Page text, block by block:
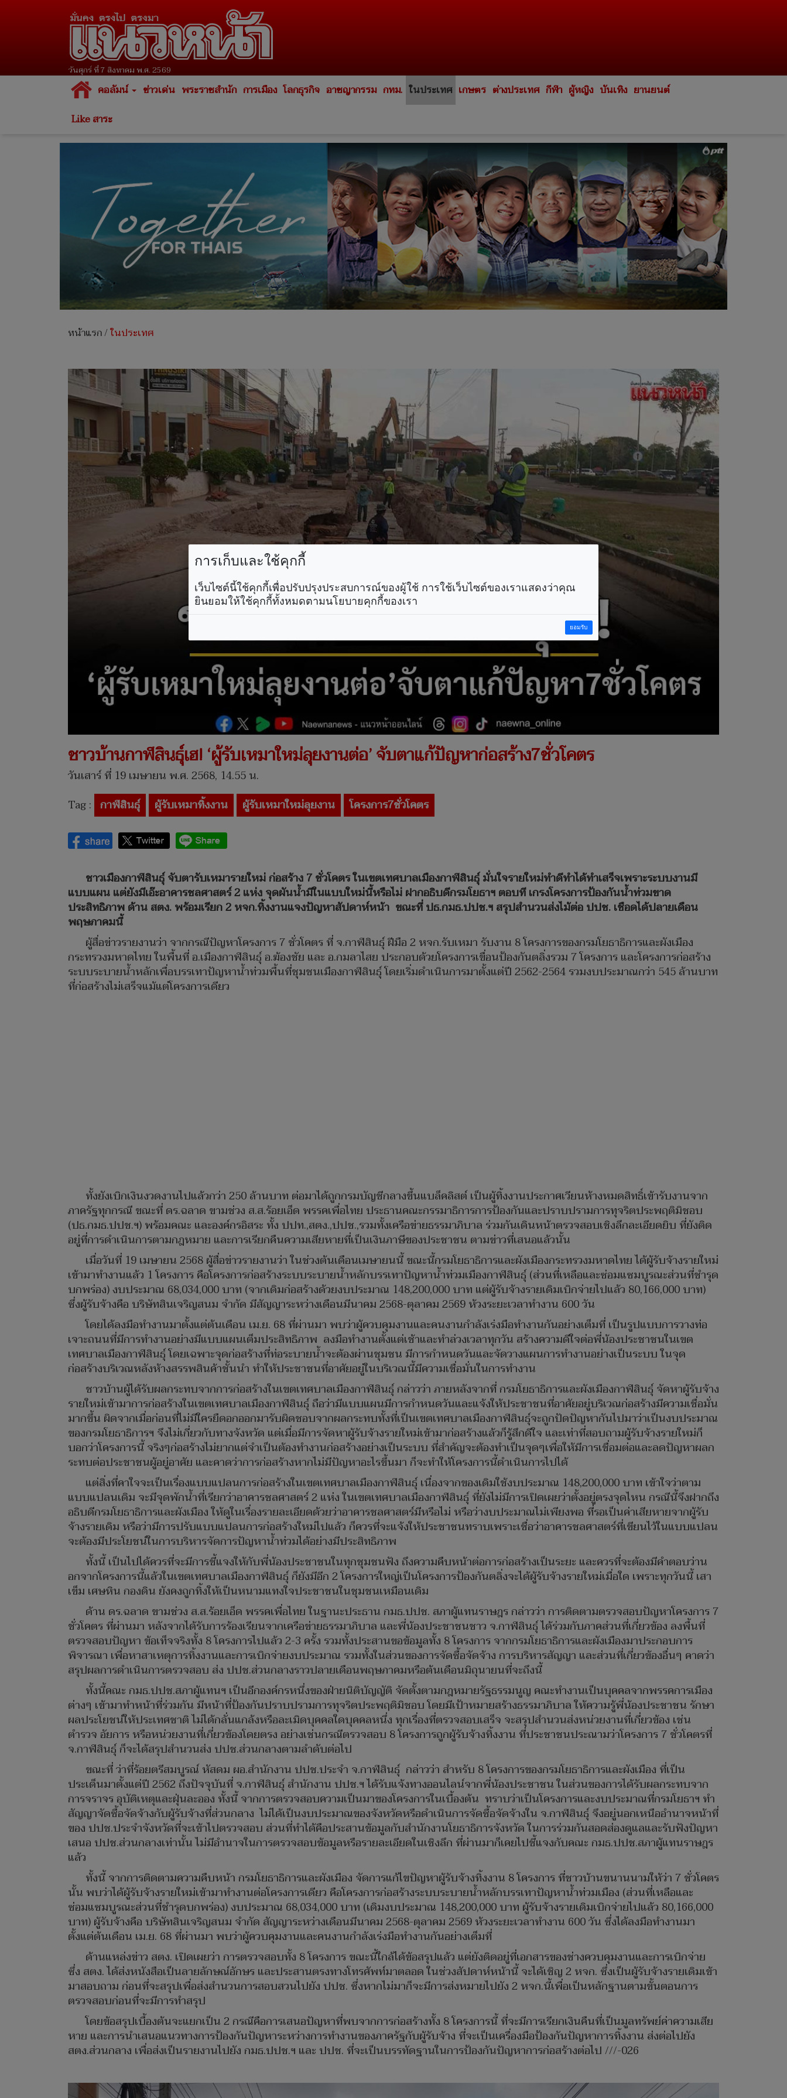
วันศุกร์ ที่ 7 สิงหาคม พ.ศ. 2569
คอลัมน์ ข่าวเด่น พระราชสำนัก การเมือง โลกธุรกิจ อาชญากรรม กทม. ในประเทศ เกษตร ต่างประเทศ กีฬา ผู้หญิง บันเทิง ยานยนต์
Like สาระ
หน้าแรก/ในประเทศ
ชาวบ้านกาฬสินธุ์เฮ! ‘ผู้รับเหมาใหม่ลุยงานต่อ’ จับตาแก้ปัญหาก่อสร้าง7ชั่วโคตร
วันเสาร์ ที่ 19 เมษายน พ.ศ. 2568, 14.55 น.
Tag : กาฬสินธุ์ ผู้รับเหมาทิ้งงาน ผู้รับเหมาใหม่ลุยงาน โครงการ7ชั่วโคตร
ชาวเมืองกาฬสินธุ์ จับตารับเหมารายใหม่ ก่อสร้าง 7 ชั่วโคตร ในเขตเทศบาลเมืองกาฬสินธุ์ มั่นใจรายใหม่ทำดีทำได้ทำเสร็จเพราะระบบงานมี
แบบแผน แต่ยังมีเอ๊ะอาคารชลศาสตร์ 2 แห่ง จุดผันน้ำมีในแบบใหม่นี้หรือไม่ ฝากอธิบดีกรมโยธาฯ ตอบที เกรงโครงการป้องกันน้ำท่วมขาด
ประสิทธิภาพ ด้าน สตง. พร้อมเรียก 2 หจก.ทิ้งงานแจงปัญหาสัปดาห์หน้า ขณะที่ ปธ.กมธ.ปปช.ฯ สรุปสำนวนส่งไม้ต่อ ปปช. เชือดได้ปลายเดือน
พฤษภาคมนี้
ผู้สื่อข่าวรายงานว่า จากกรณีปัญหาโครงการ 7 ชั่วโคตร ที่ จ.กาฬสินธุ์ ฝีมือ 2 หจก.รับเหมา รับงาน 8 โครงการของกรมโยธาธิการและผังเมือง
กระทรวงมหาดไทย ในพื้นที่ อ.เมืองกาฬสินธุ์ อ.ฆ้องชัย และ อ.กมลาไสย ประกอบด้วยโครงการเขื่อนป้องกันตลิ่งรวม 7 โครงการ และโครงการก่อสร้าง
ระบบระบายน้ำหลักเพื่อบรรเทาปัญหาน้ำท่วมพื้นที่ชุมชนเมืองกาฬสินธุ์ โดยเริ่มดำเนินการมาตั้งแต่ปี 2562-2564 รวมงบประมาณกว่า 545 ล้านบาท
ที่ก่อสร้างไม่เสร็จแม้แต่โครงการเดียว
ทั้งยังเบิกเงินงวดงานไปแล้วกว่า 250 ล้านบาท ต่อมาได้ถูกกรมบัญชีกลางขึ้นแบล็คลิสต์ เป็นผู้ทิ้งงานประกาศเวียนห้างหมดสิทธิ์เข้ารับงานจาก
ภาครัฐทุกกรณี ขณะที่ ดร.ฉลาด ขามช่วง ส.ส.ร้อยเอ็ด พรรคเพื่อไทย ประธานคณะกรรมาธิการการป้องกันและปราบปรามการทุจริตประพฤติมิชอบ
(ปธ.กมธ.ปปช.ฯ) พร้อมคณะ และองค์กรอิสระ ทั้ง ปปท.,สตง.,ปปช.,รวมทั้งเครือข่ายธรรมาภิบาล ร่วมกันเดินหน้าตรวจสอบเชิงลึกละเอียดยิบ ที่ยังติด
อยู่ที่การดำเนินการตามกฎหมาย และการเรียกคืนความเสียหายที่เป็นเงินภาษีของประชาชน ตามข่าวที่เสนอแล้วนั้น
เมื่อวันที่ 19 เมษายน 2568 ผู้สื่อข่าวรายงานว่า ในช่วงต้นเดือนเมษายนนี้ ขณะนี้กรมโยธาธิการและผังเมืองกระทรวงมหาดไทย ได้ผู้รับจ้างรายใหม่
เข้ามาทำงานแล้ว 1 โครงการ คือโครงการก่อสร้างระบบระบายน้ำหลักบรรเทาปัญหาน้ำท่วมเมืองกาฬสินธุ์ (ส่วนที่เหลือและซ่อมแซมบูรณะส่วนที่ชำรุด
บกพร่อง) งบประมาณ 68,034,000 บาท (จากเดิมก่อสร้างด้วยงบประมาณ 148,200,000 บาท แต่ผู้รับจ้างรายเดิมเบิกจ่ายไปแล้ว 80,166,000 บาท)
ซึ่งผู้รับจ้างคือ บริษัทสินเจริญสนม จำกัด มีสัญญาระหว่างเดือนมีนาคม 2568-ตุลาคม 2569 ห้วงระยะเวลาทำงาน 600 วัน
โดยได้ลงมือทำงานมาตั้งแต่ต้นเดือน เม.ย. 68 ที่ผ่านมา พบว่าผู้ควบคุมงานและคนงานกำลังเร่งมือทำงานกันอย่างเต็มที่ เป็นรูปแบบการวางท่อ
เจาะถนนที่มีการทำงานอย่างมีแบบแผนเต็มประสิทธิภาพ ลงมือทำงานตั้งแต่เช้าและทำล่วงเวลาทุกวัน สร้างความดีใจต่อพี่น้องประชาชนในเขต
เทศบาลเมืองกาฬสินธุ์ โดยเฉพาะจุดก่อสร้างที่ท่อระบายน้ำจะต้องผ่านชุมชน มีการกำหนดวันและจัดวางแผนการทำงานอย่างเป็นระบบ ในจุด
ก่อสร้างบริเวณหลังห้างสรรพสินค้าชั้นนำ ทำให้ประชาชนที่อาศัยอยู่ในบริเวณนี้มีความเชื่อมั่นในการทำงาน
ชาวบ้านผู้ได้รับผลกระทบจากการก่อสร้างในเขตเทศบาลเมืองกาฬสินธุ์ กล่าวว่า ภายหลังจากที่ กรมโยธาธิการและผังเมืองกาฬสินธุ์ จัดหาผู้รับจ้าง
รายใหม่เข้ามาการก่อสร้างในเขตเทศบาลเมืองกาฬสินธุ์ ถือว่ามีแบบแผนมีการกำหนดวันและแจ้งให้ประชาชนที่อาศัยอยู่บริเวณก่อสร้างมีความเชื่อมั่น
มากขึ้น ผิดจากเมื่อก่อนที่ไม่มีใครยืดอกออกมารับผิดชอบจากผลกระทบทั้งที่เป็นเขตเทศบาลเมืองกาฬสินธุ์จะถูกปัดปัญหากันไปมาว่าเป็นงบประมาณ
ของกรมโยธาธิการฯ จึงไม่เกี่ยวกับทางจังหวัด แต่เมื่อมีการจัดหาผู้รับจ้างรายใหม่เข้ามาก่อสร้างแล้วก็รู้สึกดีใจ และเท่าที่สอบถามผู้รับจ้างรายใหม่ก็
บอกว่าโครงการนี้ จริงๆก่อสร้างไม่ยากแต่จำเป็นต้องทำงานก่อสร้างอย่างเป็นระบบ ที่สำคัญจะต้องทำเป็นจุดๆเพื่อให้มีการเชื่อมต่อและลดปัญหาผลก
ระทบต่อประชาชนผู้อยู่อาศัย และคาดว่าการก่อสร้างหากไม่มีปัญหาอะไรขึ้นมา ก็จะทำให้โครงการนี้ดำเนินการไปได้
แต่สิ่งที่คาใจจะเป็นเรื่องแบบแปลนการก่อสร้างในเขตเทศบาลเมืองกาฬสินธุ์ เนื่องจากของเดิมใช้งบประมาณ 148,200,000 บาท เข้าใจว่าตาม
แบบแปลนเดิม จะมีจุดพักน้ำที่เรียกว่าอาคารชลศาสตร์ 2 แห่ง ในเขตเทศบาลเมืองกาฬสินธุ์ ที่ยังไม่มีการเปิดเผยว่าตั้งอยู่ตรงจุดไหน กรณีนี้จึงฝากถึง
อธิบดีกรมโยธาธิการและผังเมือง ให้ดูในเรื่องรายละเอียดด้วยว่าอาคารชลศาสตร์มีหรือไม่ หรือว่างบประมาณไม่เพียงพอ ที่รอเป็นค่าเสียหายจากผู้รับ
จ้างรายเดิม หรือว่ามีการปรับแบบแปลนการก่อสร้างใหม่ไปแล้ว ก็ควรที่จะแจ้งให้ประชาชนทราบเพราะเชื่อว่าอาคารชลศาสตร์ที่เขียนไว้ในแบบแปลน
จะต้องมีประโยชน์ในการบริหารจัดการปัญหาน้ำท่วมได้อย่างมีประสิทธิภาพ
ทั้งนี้ เป็นไปได้ควรที่จะมีการชี้แจงให้กับพี่น้องประชาชนในทุกชุมชนฟัง ถึงความคืบหน้าต่อการก่อสร้างเป็นระยะ และควรที่จะต้องมีคำตอบว่าน
อกจากโครงการนี้แล้วในเขตเทศบาลเมืองกาฬสินธุ์ ก็ยังมีอีก 2 โครงการใหญ่เป็นโครงการป้องกันตลิ่งจะได้ผู้รับจ้างรายใหม่เมื่อใด เพราะทุกวันนี้ เสา
เข็ม เศษหิน กองดิน ยังคงถูกทิ้งให้เป็นหนามแทงใจประชาชนในชุมชนเหมือนเดิม
ด้าน ดร.ฉลาด ขามช่วง ส.ส.ร้อยเอ็ด พรรคเพื่อไทย ในฐานะประธาน กมธ.ปปช. สภาผู้แทนราษฎร กล่าวว่า การติดตามตรวจสอบปัญหาโครงการ 7
ชั่วโคตร ที่ผ่านมา หลังจากได้รับการร้องเรียนจากเครือข่ายธรรมาภิบาล และพี่น้องประชาชนชาว จ.กาฬสินธุ์ ได้ร่วมกับภาคส่วนที่เกี่ยวข้อง ลงพื้นที่
ตรวจสอบปัญหา ข้อเท็จจริงทั้ง 8 โครงการไปแล้ว 2-3 ครั้ง รวมทั้งประสานขอข้อมูลทั้ง 8 โครงการ จากกรมโยธาธิการและผังเมืองมาประกอบการ
พิจารณา เพื่อหาสาเหตุการทิ้งงานและการเบิกจ่ายงบประมาณ รวมทั้งในส่วนของการจัดซื้อจัดจ้าง การบริหารสัญญา และส่วนที่เกี่ยวข้องอื่นๆ คาดว่า
สรุปผลการดำเนินการตรวจสอบ ส่ง ปปช.ส่วนกลางราวปลายเดือนพฤษภาคมหรือต้นเดือนมิถุนายนที่จะถึงนี้
ทั้งนี้คณะ กมธ.ปปช.สภาผู้แทนฯ เป็นอีกองค์กรหนึ่งของฝ่ายนิติบัญญัติ จัดตั้งตามกฎหมายรัฐธรรมนูญ คณะทำงานเป็นบุคคลจากพรรคการเมือง
ต่างๆ เข้ามาทำหน้าที่ร่วมกัน มีหน้าที่ป้องกันปราบปรามการทุจริตประพฤติมิชอบ โดยมีเป้าหมายสร้างธรรมาภิบาล ให้ความรู้พี่น้องประชาชน รักษา
ผลประโยชน์ให้ประเทศชาติ ไม่ได้กลั่นแกล้งหรือละเมิดบุคคลใดบุคคลหนึ่ง ทุกเรื่องที่ตรวจสอบเสร็จ จะสรุปสำนวนส่งหน่วยงานที่เกี่ยวข้อง เช่น
ตำรวจ อัยการ หรือหน่วยงานที่เกี่ยวข้องโดยตรง อย่างเช่นกรณีตรวจสอบ 8 โครงการถูกผู้รับจ้างทิ้งงาน ที่ประชาชนประณามว่าโครงการ 7 ชั่วโคตรที่
จ.กาฬสินธุ์ ก็จะได้สรุปสำนวนส่ง ปปช.ส่วนกลางตามลำดับต่อไป
ขณะที่ ว่าที่ร้อยตรีสมบูรณ์ หัสดม ผอ.สำนักงาน ปปช.ประจำ จ.กาฬสินธุ์ กล่าวว่า สำหรับ 8 โครงการของกรมโยธาธิการและผังเมือง ที่เป็น
ประเด็นมาตั้งแต่ปี 2562 ถึงปัจจุบันที่ จ.กาฬสินธุ์ สำนักงาน ปปช.ฯ ได้รับแจ้งทางออนไลน์จากพี่น้องประชาชน ในส่วนของการได้รับผลกระทบจาก
การจราจร อุบัติเหตุและฝุ่นละออง ทั้งนี้ จากการตรวจสอบความเป็นมาของโครงการในเบื้องต้น ทราบว่าเป็นโครงการและงบประมาณที่กรมโยธาฯ ทำ
สัญญาจัดซื้อจัดจ้างกับผู้รับจ้างที่ส่วนกลาง ไม่ได้เป็นงบประมาณของจังหวัดหรือดำเนินการจัดซื้อจัดจ้างใน จ.กาฬสินธุ์ จึงอยู่นอกเหนืออำนาจหน้าที่
ของ ปปช.ประจำจังหวัดที่จะเข้าไปตรวจสอบ ส่วนที่ทำได้คือประสานข้อมูลกับสำนักงานโยธาธิการจังหวัด ในการร่วมกันสอดส่องดูแลและรับฟังปัญหา
เสนอ ปปช.ส่วนกลางเท่านั้น ไม่มีอำนาจในการตรวจสอบข้อมูลหรือรายละเอียดในเชิงลึก ที่ผ่านมาก็เคยไปชี้แจงกับคณะ กมธ.ปปช.สภาผู้แทนราษฎร
แล้ว
ทั้งนี้ จากการติดตามความคืบหน้า กรมโยธาธิการและผังเมือง จัดการแก้ไขปัญหาผู้รับจ้างทิ้งงาน 8 โครงการ ที่ชาวบ้านขนานนามให้ว่า 7 ชั่วโคตร
นั้น พบว่าได้ผู้รับจ้างรายใหม่เข้ามาทำงานต่อโครงการเดียว คือโครงการก่อสร้างระบบระบายน้ำหลักบรรเทาปัญหาน้ำท่วมเมือง (ส่วนที่เหลือและ
ซ่อมแซมบูรณะส่วนที่ชำรุดบกพร่อง) งบประมาณ 68,034,000 บาท (เดิมงบประมาณ 148,200,000 บาท ผู้รับจ้างรายเดิมเบิกจ่ายไปแล้ว 80,166,000
บาท) ผู้รับจ้างคือ บริษัทสินเจริญสนม จำกัด สัญญาระหว่างเดือนมีนาคม 2568-ตุลาคม 2569 ห้วงระยะเวลาทำงาน 600 วัน ซึ่งได้ลงมือทำงานมา
ตั้งแต่ต้นเดือน เม.ย. 68 ที่ผ่านมา พบว่าผู้ควบคุมงานและคนงานกำลังเร่งมือทำงานกันอย่างเต็มที่
ด้านแหล่งข่าว สตง. เปิดเผยว่า การตรวจสอบทั้ง 8 โครงการ ขณะนี้ใกล้ได้ข้อสรุปแล้ว แต่ยังติดอยู่ที่เอกสารของช่างควบคุมงานและการเบิกจ่าย
ซึ่ง สตง. ได้ส่งหนังสือเป็นลายลักษณ์อักษร และประสานตรงทางโทรศัพท์มาตลอด ในช่วงสัปดาห์หน้านี้ จะได้เชิญ 2 หจก. ซึ่งเป็นผู้รับจ้างรายเดิมเข้า
มาสอบถาม ก่อนที่จะสรุปเพื่อส่งสำนวนการสอบสวนไปยัง ปปช. ซึ่งหากไม่มาก็จะมีการส่งหมายไปยัง 2 หจก.นี้เพื่อเป็นหลักฐานตามขั้นตอนการ
ตรวจสอบก่อนที่จะมีการทำสรุป
โดยข้อสรุปเบื้องต้นจะแยกเป็น 2 กรณีคือการเสนอปัญหาที่พบจากการก่อสร้างทั้ง 8 โครงการนี้ ที่จะมีการเรียกเงินคืนที่เป็นมูลทรัพย์ค่าความเสีย
หาย และการนำเสนอแนวทางการป้องกันปัญหาระหว่างการทำงานของภาครัฐกับผู้รับจ้าง ที่จะเป็นเครื่องมือป้องกันปัญหาการทิ้งงาน ส่งต่อไปยัง
สตง.ส่วนกลาง เพื่อส่งเป็นรายงานไปยัง กมธ.ปปช.ฯ และ ปปช. ที่จะเป็นบรรทัดฐานในการป้องกันปัญหาการก่อสร้างต่อไป ///-026
การเก็บและใช้คุกกี้
เว็บไซต์นี้ใช้คุกกี้เพื่อปรับปรุงประสบการณ์ของผู้ใช้ การใช้เว็บไซต์ของเราแสดงว่าคุณ
ยินยอมให้ใช้คุกกี้ทั้งหมดตามนโยบายคุกกี้ของเรา
ยอมรับ